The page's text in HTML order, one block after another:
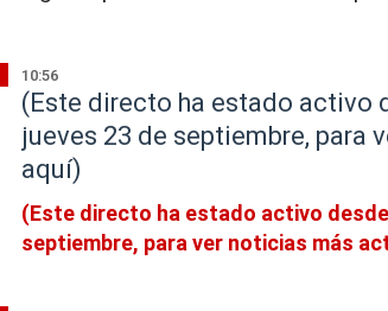
10:56
(Este directo ha estado activo
jueves 23 de septiembre, para
aquí)
(Este directo ha estado activo
septiembre, para ver noticias más